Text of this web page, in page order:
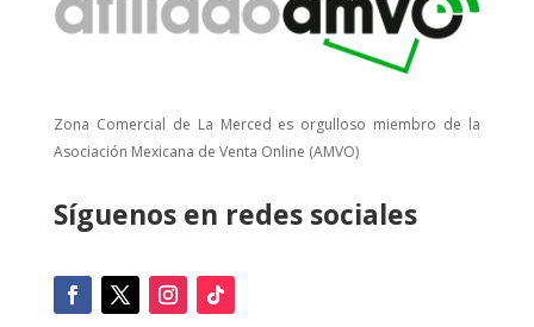
Zona Comercial de La Merced es orgulloso miembro de la
Asociación Mexicana de Venta Online (AMVO)
Síguenos en redes sociales